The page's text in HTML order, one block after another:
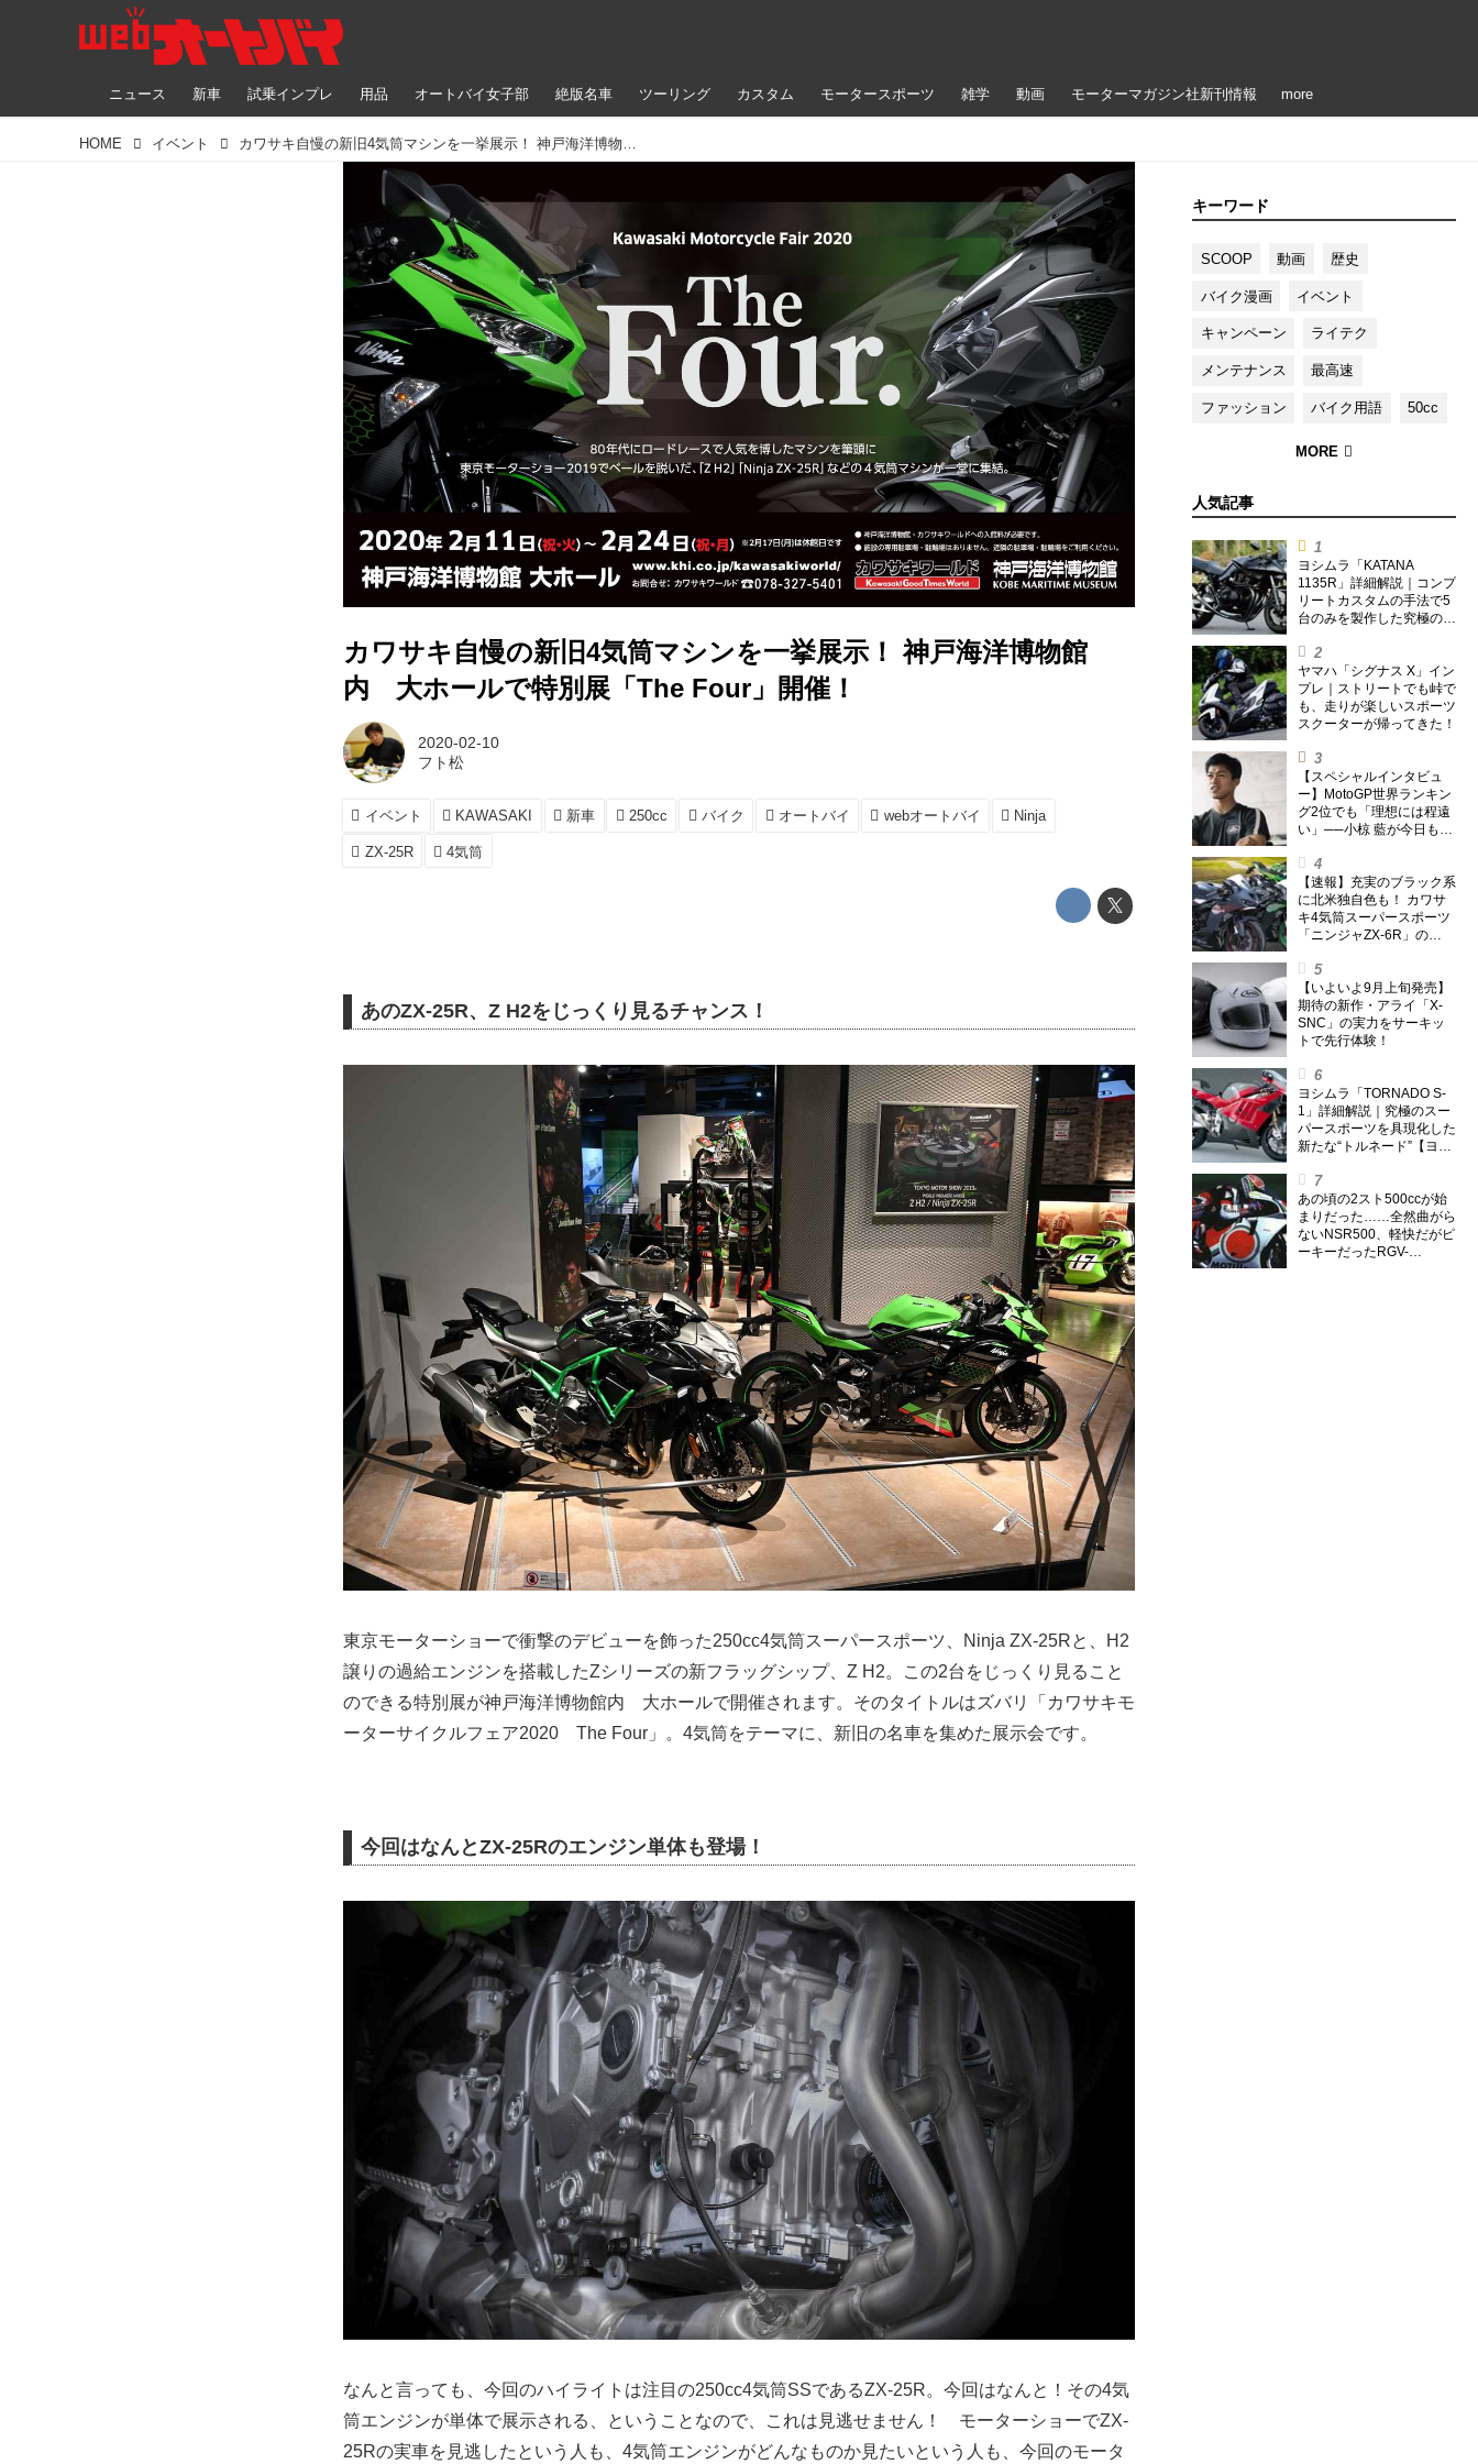
ニュース 新車 試乗インプレ 用品 オートバイ女子部 絶版名車 ツーリング カスタム モータースポーツ 雑学 動画 モーターマガジン社新刊情報 more
HOME イベント カワサキ自慢の新旧4気筒マシンを一挙展示！ 神戸海洋博物館内 大ホールで特別展「The Four」開催！
カワサキ自慢の新旧4気筒マシンを一挙展示！ 神戸海洋博物館
内 大ホールで特別展「The Four」開催！
2020-02-10
フト松
イベント KAWASAKI 新車 250cc バイク オートバイ webオートバイ Ninja
ZX-25R 4気筒
キーワード
SCOOP 動画 歴史
バイク漫画 イベント
キャンペーン ライテク
メンテナンス 最高速
ファッション バイク用語 50cc
人気記事
ヨシムラ「KATANA
1135R」詳細解説｜コンプ
リートカスタムの手法で5
台のみを製作した究極の銘
ヤマハ「シグナス X」イン
プレ｜ストリートでも峠で
も、走りが楽しいスポーツ
スクーターが帰ってきた！
【スペシャルインタビュ
ー】MotoGP世界ランキン
グ2位でも「理想には程遠
い」──小椋 藍が今日も走
【速報】充実のブラック系
に北米独自色も！ カワサ
キ4気筒スーパースポーツ
「ニンジャZX-6R」の
筒ニンジャも出たよ【海
外】
【いよいよ9月上旬発売】
期待の新作・アライ「X-
SNC」の実力をサーキッ
トで先行体験！
ヨシムラ「TORNADO S-
1」詳細解説｜究極のスー
パースポーツを具現化した
新たな“トルネード”【ヨシ
あの頃の2スト500ccが始
まりだった……全然曲がら
ないNSR500、軽快だがピ
ーキーだったRGV-
あのZX-25R、Z H2をじっくり見るチャンス！
東京モーターショーで衝撃のデビューを飾った250cc4気筒スーパースポーツ、Ninja ZX-25Rと、H2
譲りの過給エンジンを搭載したZシリーズの新フラッグシップ、Z H2。この2台をじっくり見ること
のできる特別展が神戸海洋博物館内 大ホールで開催されます。そのタイトルはズバリ「カワサキモ
ーターサイクルフェア2020 The Four」。4気筒をテーマに、新旧の名車を集めた展示会です。
今回はなんとZX-25Rのエンジン単体も登場！
なんと言っても、今回のハイライトは注目の250cc4気筒SSであるZX-25R。今回はなんと！その4気
筒エンジンが単体で展示される、ということなので、これは見逃せません！ モーターショーでZX-
25Rの実車を見逃したという人も、4気筒エンジンがどんなものか見たいという人も、今回のモータ